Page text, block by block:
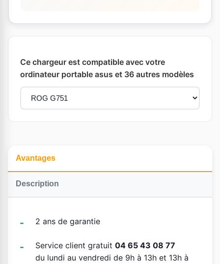
Ce chargeur est compatible avec votre
ordinateur portable asus et 36 autres modèles
Avantages
Description
2 ans de garantie
Service client gratuit 04 65 43 08 77
du lundi au vendredi de 9h à 13h et 13h à